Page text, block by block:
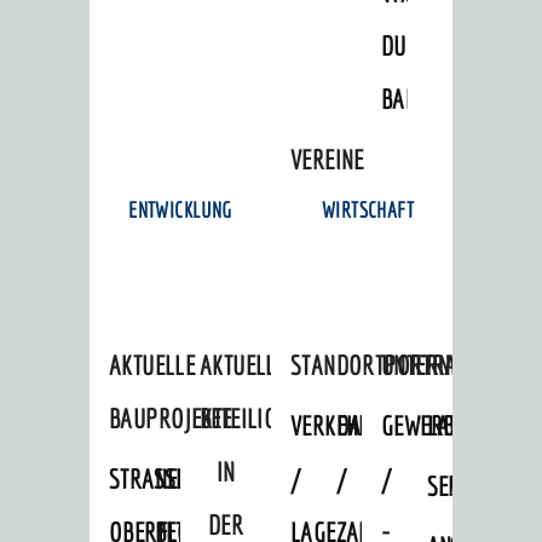
DULGER-
BAD
VEREINE
ENTWICKLUNG
AKTUELLE
BAUPROJEKTE
STRASSENBAUMASSNAHMEN OB
ERFLOCKENBACH
NEUBAU
BETRIEBSGEBÄUDE
AKTUELLE
BETEILIGUNGEN
IN
DER
WIRTSCHAFT
STANDORTPORTRAIT
VERKEHRSANBINDUNG
/
LAGE
DATEN
/
ZAHLEN
UNTERNEHMEN
GEWERBEFLÄCHEN
/
-